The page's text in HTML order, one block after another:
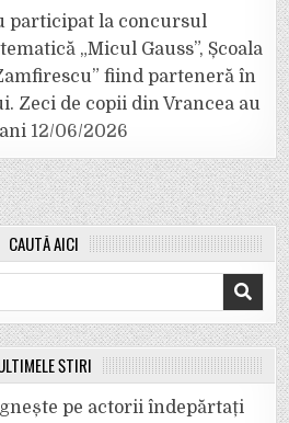
participat la concursul
„Micul Gauss”, Școala
fiind parteneră în
Zeci de copii din Vrancea au
12/06/2026
CAUTĂ AICI
ȘTIRI
pe actorii îndepărtați